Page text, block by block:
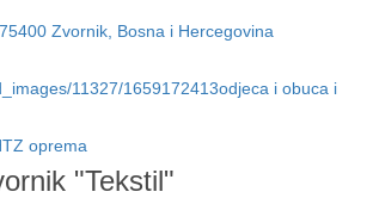
Zvornik, Bosna i Hercegovina
oprema
"Tekstil"